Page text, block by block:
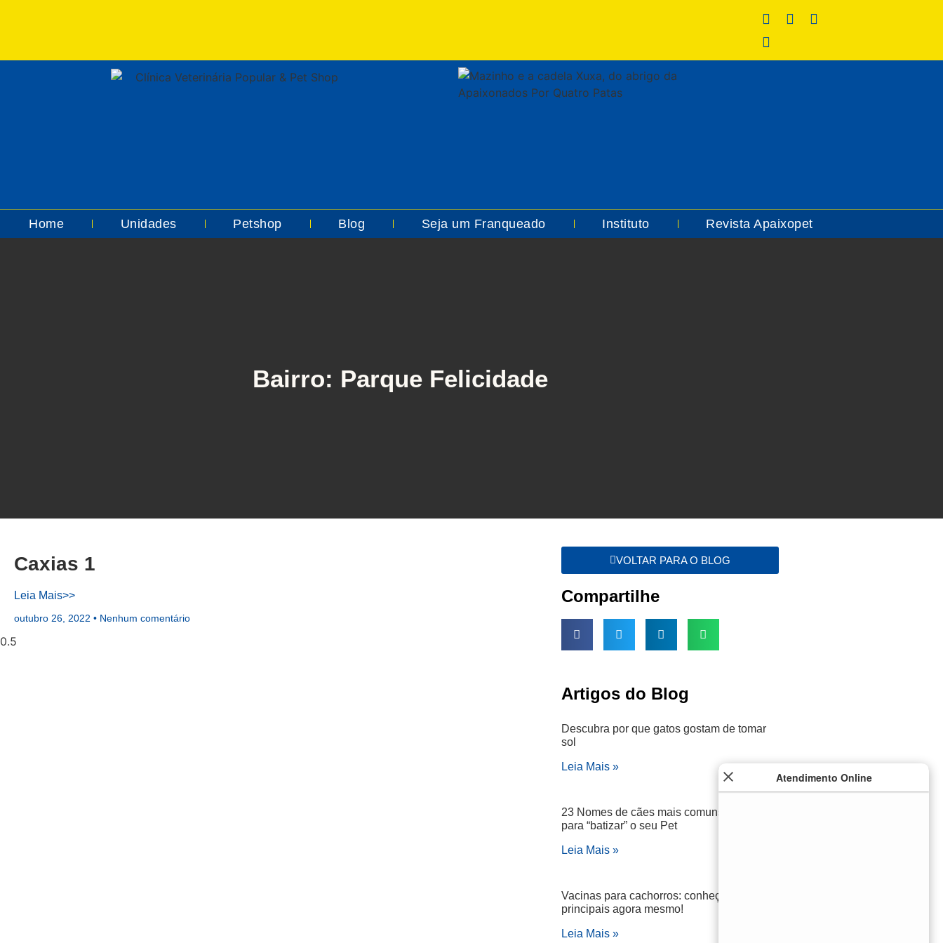
Home Unidades Petshop Blog Seja um Franqueado Instituto Revista Apaixopet
Bairro: Parque Felicidade
Caxias 1
Leia Mais>>
outubro 26, 2022 Nenhum comentário
VOLTAR PARA O BLOG
Compartilhe
Artigos do Blog
Descubra por que gatos gostam de tomar
sol
Leia Mais »
23 Nomes de cães mais comuns e legais
para “batizar” o seu Pet
Leia Mais »
Vacinas para cachorros: conheça as
principais agora mesmo!
Leia Mais »
Atendimento Online